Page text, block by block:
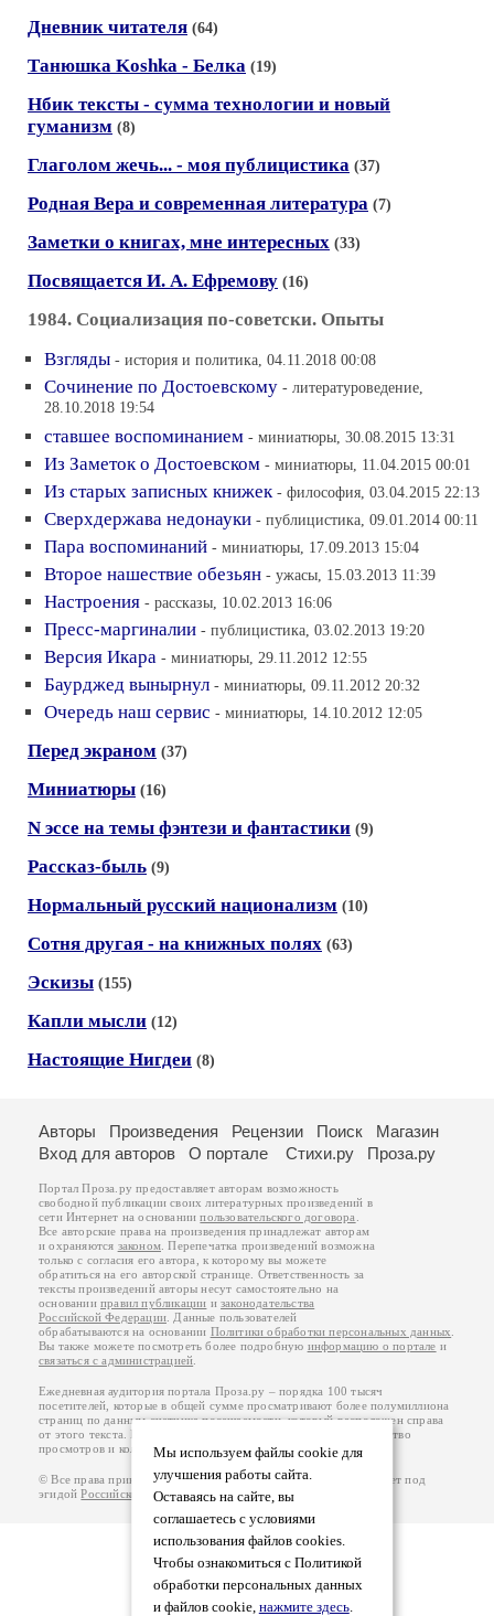
Дневник читателя (64)
Танюшка Koshka - Белка (19)
Нбик тексты - сумма технологии и новый
гуманизм (8)
Глаголом жечь... - моя публицистика (37)
Родная Вера и современная литература (7)
Заметки о книгах, мне интересных (33)
Посвящается И. А. Ефремову (16)
1984. Социализация по-советски. Опыты
Взгляды - история и политика, 04.11.2018 00:08
Сочинение по Достоевскому - литературоведение,
28.10.2018 19:54
ставшее воспоминанием - миниатюры, 30.08.2015 13:31
Из Заметок о Достоевском - миниатюры, 11.04.2015 00:01
Из старых записных книжек - философия, 03.04.2015 22:13
Сверхдержава недонауки - публицистика, 09.01.2014 00:11
Пара воспоминаний - миниатюры, 17.09.2013 15:04
Второе нашествие обезьян - ужасы, 15.03.2013 11:39
Настроения - рассказы, 10.02.2013 16:06
Пресс-маргиналии - публицистика, 03.02.2013 19:20
Версия Икара - миниатюры, 29.11.2012 12:55
Баурджед вынырнул - миниатюры, 09.11.2012 20:32
Очередь наш сервис - миниатюры, 14.10.2012 12:05
Перед экраном (37)
Миниатюры (16)
N эссе на темы фэнтези и фантастики (9)
Рассказ-быль (9)
Нормальный русский национализм (10)
Сотня другая - на книжных полях (63)
Эскизы (155)
Капли мысли (12)
Настоящие Нигдеи (8)
Мы используем файлы cookie для
улучшения работы сайта.
Оставаясь на сайте, вы
соглашаетесь с условиями
использования файлов cookies.
Чтобы ознакомиться с Политикой
обработки персональных данных
и файлов cookie, нажмите здесь.
Авторы Произведения Рецензии Поиск
Магазин
Вход для авторов
О портале Стихи.ру Проза.ру
Портал Проза.ру предоставляет авторам возможность
свободной публикации своих литературных произведений в
сети Интернет на основаниипользовательского договора
Все авторские права на произведения принадлежат авторам
и охраняются законом . Перепечатка произведений возможна
только с согласия его автора, к которому вы можете
обратиться на его авторской странице. Ответственность за
тексты произведений авторы несут самостоятельно на
основанииправил публикации изаконодательства
Российской Федерации . Данные пользователей
обрабатываются на основании Политики обработки персональных данных
Вы также можете посмотреть более подробную информацию о портале и
связаться с администрацией
Ежедневная аудитория портала Проза.ру – порядка 100 тысяч
посетителей, которые в общей сумме просматривают более полумиллиона
страниц по данным счетчика посещаемости, который расположен справа
от этого текста. В каждой графе указано по две цифры: количество
просмотров и количество посетителей.
© Все права принадлежат авторам, 2000-2026. Портал работает под
эгидойРоссийского союза писателей.18+